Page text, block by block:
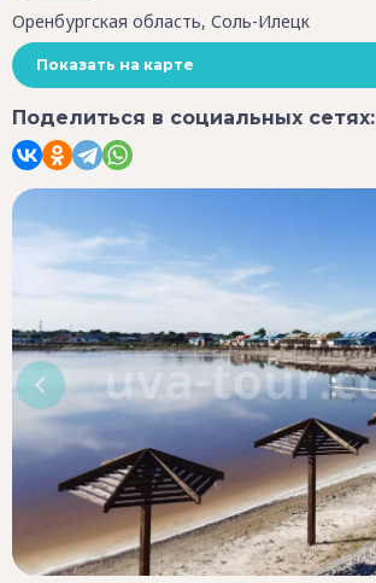
Оренбургская область, Соль-Илецк
Показать на карте
Поделиться в социальных сетях: